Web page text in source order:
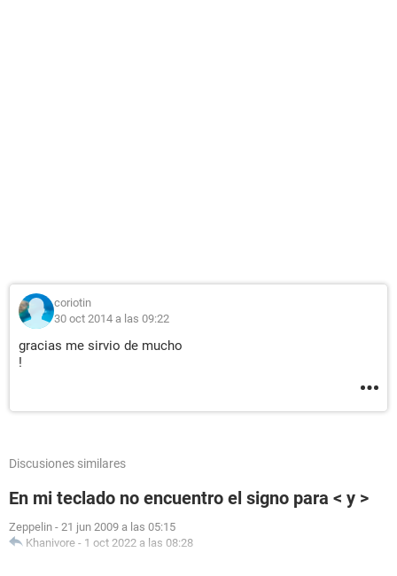
coriotin
30 oct 2014 a las 09:22
gracias me sirvio de mucho
!
Discusiones similares
En mi teclado no encuentro el signo para < y >
Zeppelin - 21 jun 2009 a las 05:15
Khanivore - 1 oct 2022 a las 08:28